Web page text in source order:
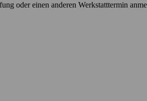
oder einen anderen Werkstatttermin